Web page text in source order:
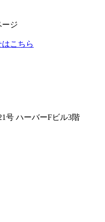
ジ
こちら
号 ハーバーFビル3階